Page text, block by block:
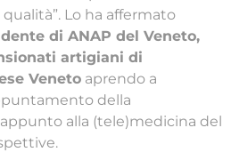
Lo ha affermato
di ANAP del Veneto,
artigiani di
Veneto aprendo a
della
alla (tele)medicina del